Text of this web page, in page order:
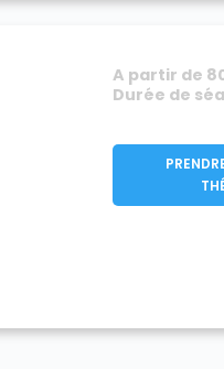
A partir de
Durée de